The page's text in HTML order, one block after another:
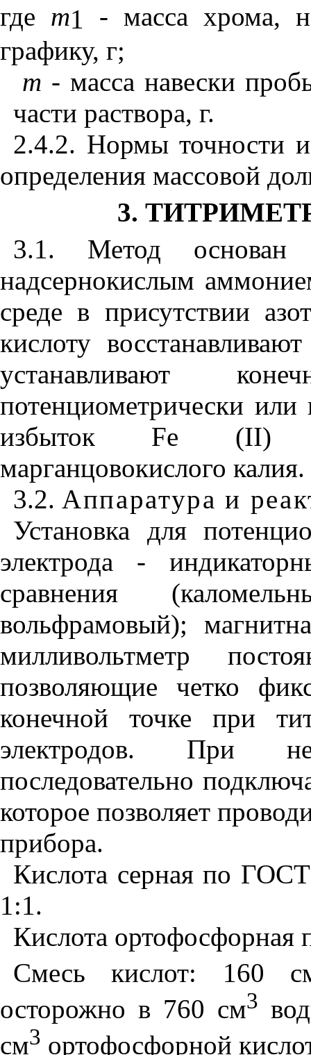
где m1 - масса хрома,
графику, г;
m - масса навески
части раствора, г.
2.4.2. Нормы точности
определения массовой
3.
3.1. Метод
надсернокислым
среде в присутствии
кислоту
устанавливают
потенциометрически
избыток Fe (II)
марганцовокислого калия.
3.2. Аппаратура и
Установка для
электрода -
сравнения
вольфрамовый);
милливольтметр
позволяющие четко
конечной точке при
электродов. При
последовательно
которое позволяет
прибора.
Кислота серная по
1:1.
Кислота
Смесь кислот: 160
осторожно в 760 см3
см3 ортофосфорной